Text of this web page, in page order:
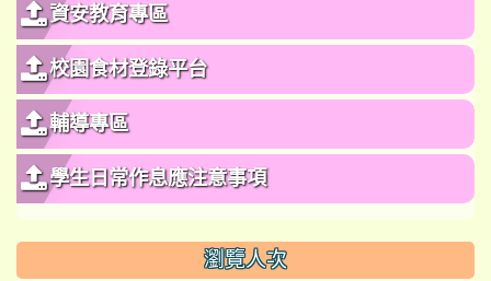
資安教育專區
校園食材登錄平台
輔導專區
學生日常作息應注意事項
瀏覽人次